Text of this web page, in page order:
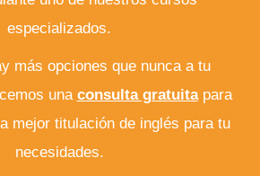
especializados.
más opciones que nunca a tu
una consulta gratuitapara
mejor titulación de inglés para tu
necesidades.